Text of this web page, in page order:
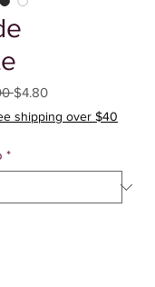
Precio
$4.80Precio
oferta
shipping over $40
*